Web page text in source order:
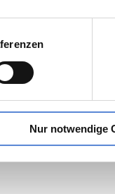
Nur notwendige
Warstein
Stellenangebot als